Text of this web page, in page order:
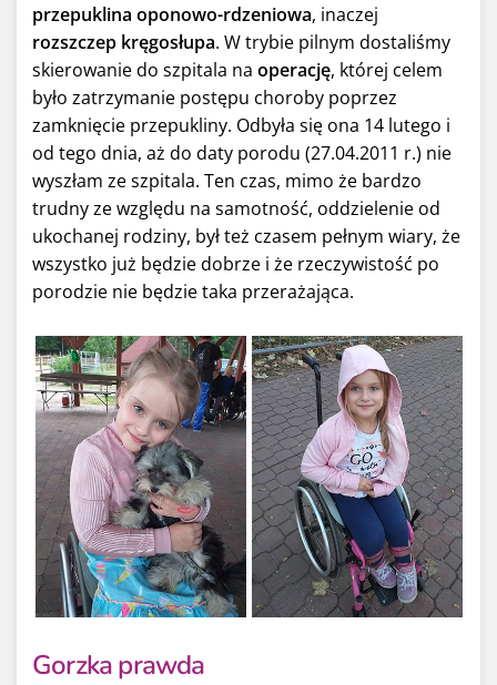
przepuklina oponowo-rdzeniowa, inaczej
rozszczep kręgosłupa. W trybie pilnym dostaliśmy
skierowanie do szpitala na operację, której celem
było zatrzymanie postępu choroby poprzez
zamknięcie przepukliny. Odbyła się ona 14 lutego i
od tego dnia, aż do daty porodu (27.04.2011 r.) nie
wyszłam ze szpitala. Ten czas, mimo że bardzo
trudny ze względu na samotność, oddzielenie od
ukochanej rodziny, był też czasem pełnym wiary, że
wszystko już będzie dobrze i że rzeczywistość po
porodzie nie będzie taka przerażająca.
Gorzka prawda